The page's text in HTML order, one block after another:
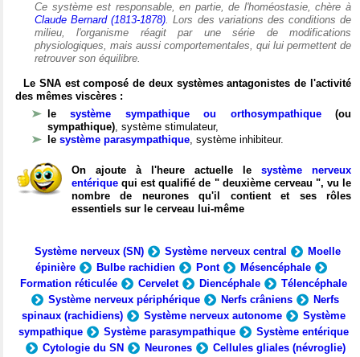
Ce système est responsable, en partie, de l'homéostasie, chère à
Claude Bernard (1813-1878). Lors des variations des conditions de
milieu, l'organisme réagit par une série de modifications
physiologiques, mais aussi comportementales, qui lui permettent de
retrouver son équilibre.
Le SNA est composé de deux systèmes antagonistes de l'activité
des mêmes viscères :
lesystème sympathique ou orthosympathique(ou
sympathique), système stimulateur,
le système parasympathique, système inhibiteur.
On ajoute à l'heure actuelle le système nerveux
entérique qui est qualifié de " deuxième cerveau ", vu le
nombre de neurones qu'il contient et ses rôles
essentiels sur le cerveau lui-même
Système nerveux (SN) Système nerveux central
Moelle
épinière
Bulbe rachidien Pont
Mésencéphale
Formation réticulée
Cervelet Diencéphale
Télencéphale
Système nerveux périphérique
Nerfs crâniens
Nerfs
spinaux (rachidiens)
Système nerveux autonome
Système
sympathique
Système parasympathique
Système entérique
Cytologie du SN
Neurones
Cellules gliales (névroglie)